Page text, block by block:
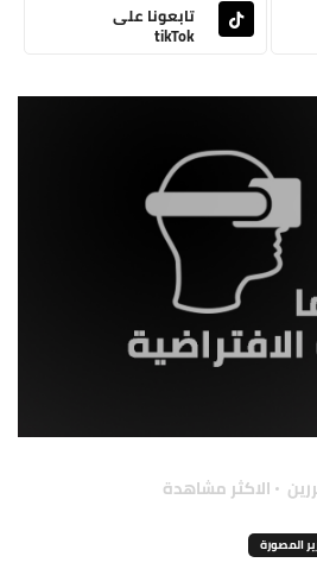
تابعونا على
tikTok
الاكثر مشاهدة
المصورة